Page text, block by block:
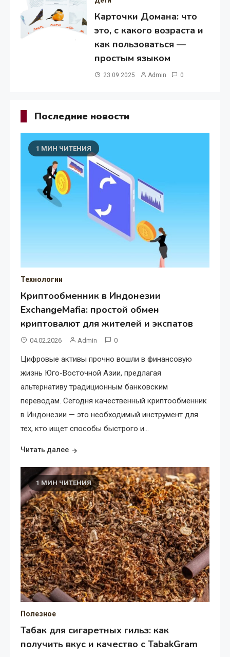
Карточки Домана: что
это, с какого возраста и
как пользоваться —
простым языком
23.09.2025 Admin 0
Последние новости
1 МИН ЧИТЕНИЯ
Технологии
Криптообменник в Индонезии
ExchangeMafia: простой обмен
криптовалют для жителей и экспатов
04.02.2026 Admin 0
Цифровые активы прочно вошли в финансовую
жизнь Юго-Восточной Азии, предлагая
альтернативу традиционным банковским
переводам. Сегодня качественный криптообменник
в Индонезии — это необходимый инструмент для
тех, кто ищет способы быстрого и…
Читать далее
1 МИН ЧИТЕНИЯ
Полезное
Табак для сигаретных гильз: как
получить вкус и качество с TabakGram